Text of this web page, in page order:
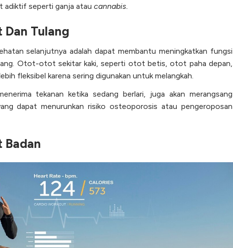
adiktif seperti ganja atau cannabis.
Tulang
selanjutnya adalah dapat membantu meningkatkan fungsi
Otot-otot sekitar kaki, seperti otot betis, otot paha depan,
fleksibel karena sering digunakan untuk melangkah.
tekanan ketika sedang berlari, juga akan merangsang
dapat menurunkan risiko osteoporosis atau pengeroposan
Badan